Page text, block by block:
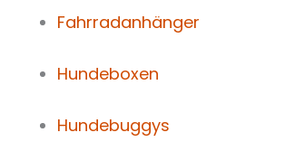
Fahrradanhänger
Hundeboxen
Hundebuggys